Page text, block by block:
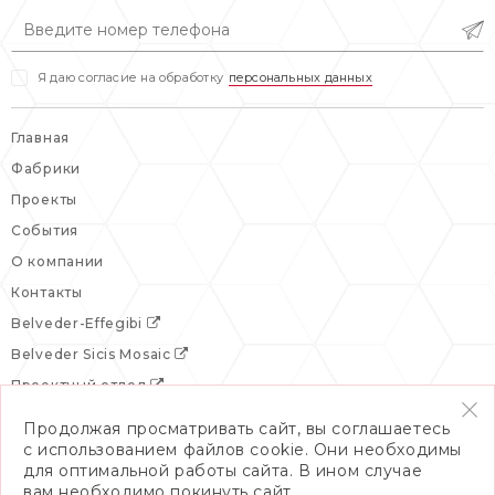
Я даю согласие на обработку персональных данных
Главная
Фабрики
Проекты
События
О компании
Контакты
Belveder-Effegibi
Belveder Sicis Mosaic
Проектный отдел
Продолжая просматривать сайт, вы соглашаетесь
с использованием файлов cookie. Они необходимы
для оптимальной работы сайта. В ином случае